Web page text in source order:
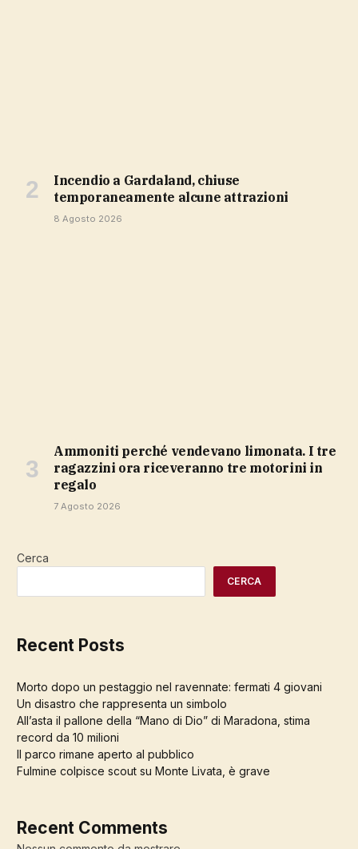
Incendio a Gardaland, chiuse
temporaneamente alcune attrazioni
8 Agosto 2026
Ammoniti perché vendevano limonata. I tre
ragazzini ora riceveranno tre motorini in
regalo
7 Agosto 2026
Cerca
CERCA
Recent Posts
Morto dopo un pestaggio nel ravennate: fermati 4 giovani
Un disastro che rappresenta un simbolo
All’asta il pallone della “Mano di Dio” di Maradona, stima
record da 10 milioni
Il parco rimane aperto al pubblico
Fulmine colpisce scout su Monte Livata, è grave
Recent Comments